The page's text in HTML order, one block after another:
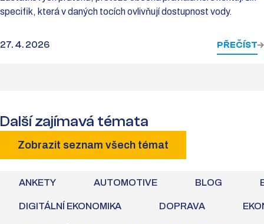
specifik, která v daných tocích ovlivňují dostupnost vody.
27. 4. 2026 PŘEČÍST
Další zajímavá témata
Zobrazit seznam všech témat
ANKETY AUTOMOTIVE BLOG
DIGITÁLNÍ EKONOMIKA DOPRAVA